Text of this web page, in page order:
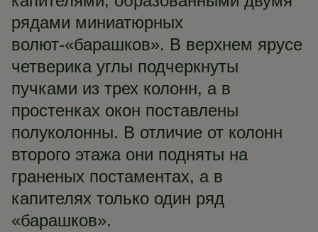
рядами миниатюрных
волют-«барашков». В верхнем ярусе
четверика углы подчеркнуты
пучками из трех колонн, а в
простенках окон поставлены
полуколонны. В отличие от колонн
второго этажа они подняты на
граненых постаментах, а в
капителях только один ряд
«барашков».